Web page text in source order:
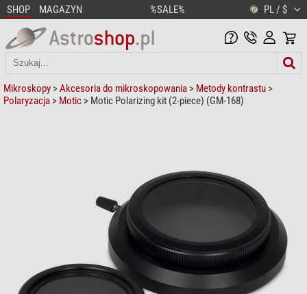
SHOP MAGAZYN %SALE% PL / $
Mikroskopy >Akcesoria do mikroskopowania > Metody kontrastu >
Polaryzacja > Motic > Motic Polarizing kit (2-piece) (GM-168)